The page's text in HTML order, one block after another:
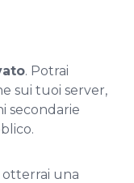
. Potrai
sui tuoi server,
secondarie
una